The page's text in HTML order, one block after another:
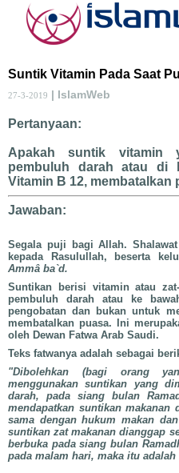
Suntik Vitamin Pada Saat
27-3-2019 | IslamWeb
Pertanyaan:
Apakah suntik vitamin
pembuluh darah atau di
Vitamin B 12, membatalkan
Jawaban:
Segala puji bagi Allah.
kepada Rasulullah, beserta
Ammâ ba`d.
Suntikan berisi vitamin atau
pembuluh darah atau ke
pengobatan dan bukan untuk
membatalkan puasa. Ini
oleh Dewan Fatwa Arab Saudi.
Teks fatwanya adalah sebagai
"Dibolehkan (bagi orang
menggunakan suntikan yang
darah, pada siang bulan
mendapatkan suntikan makanan
sama dengan hukum makan
suntikan zat makanan dianggap
berbuka pada siang bulan
pada malam hari, maka itu